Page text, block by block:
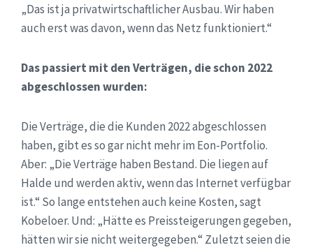
„Das ist ja privatwirtschaftlicher Ausbau. Wir haben
auch erst was davon, wenn das Netz funktioniert.“
Das passiert mit den Verträgen, die schon 2022
abgeschlossen wurden:
Die Verträge, die die Kunden 2022 abgeschlossen
haben, gibt es so gar nicht mehr im Eon-Portfolio.
Aber: „Die Verträge haben Bestand. Die liegen auf
Halde und werden aktiv, wenn das Internet verfügbar
ist.“ So lange entstehen auch keine Kosten, sagt
Kobeloer. Und: „Hätte es Preissteigerungen gegeben,
hätten wir sie nicht weitergegeben.“ Zuletzt seien die